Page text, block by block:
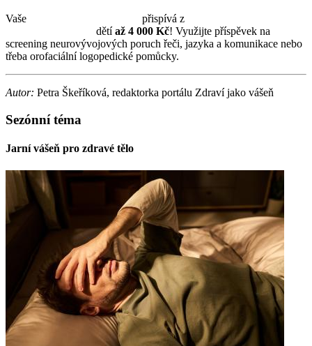
Vaše přispívá z
dětíaž 4 000 Kč! Využijte příspěvek na
screening neurovývojových poruch řeči, jazyka a komunikace nebo
třeba orofaciální logopedické pomůcky.
Autor: Petra Škeříková, redaktorka portálu Zdraví jako vášeň
Sezónní téma
Jarní vášeň pro zdravé tělo